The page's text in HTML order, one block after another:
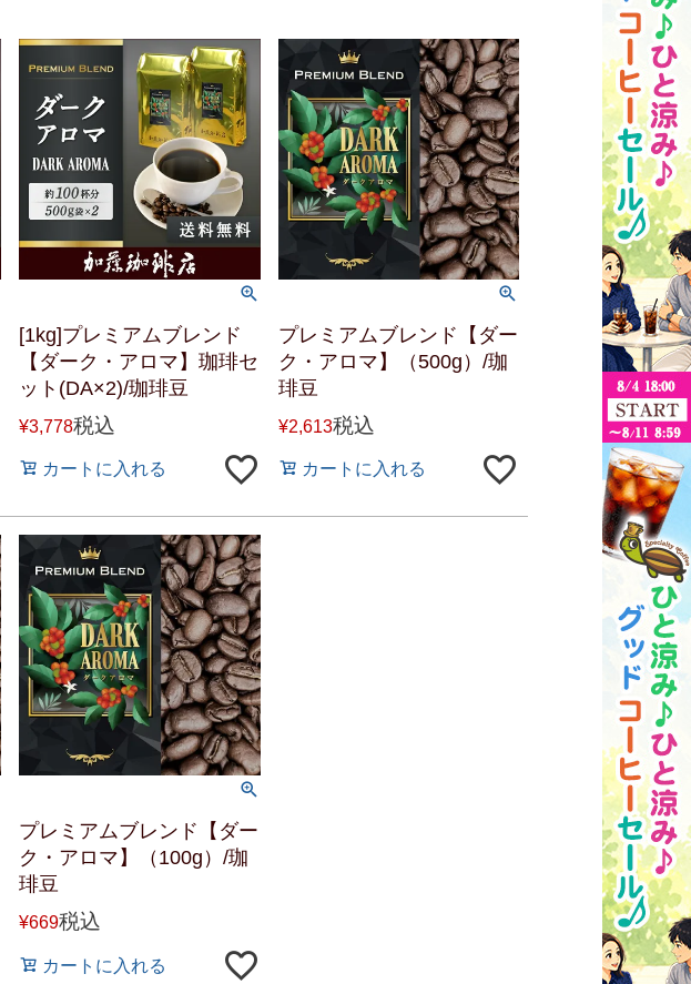
[1kg]プレミアムブレンド
【ダーク・アロマ】珈琲セ
ット(DA×2)/珈琲豆
¥3,778税込
カートに入れる
プレミアムブレンド【ダー
ク・アロマ】（500g）/珈
琲豆
¥2,613税込
カートに入れる
プレミアムブレンド【ダー
ク・アロマ】（100g）/珈
琲豆
¥669税込
カートに入れる